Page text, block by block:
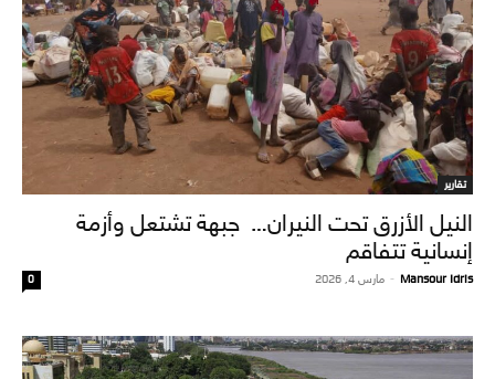
تقارير
النيل الأزرق تحت النيران… جبهة تشتعل وأزمة
إنسانية تتفاقم
Mansour Idris
- مارس 4, 2026 0